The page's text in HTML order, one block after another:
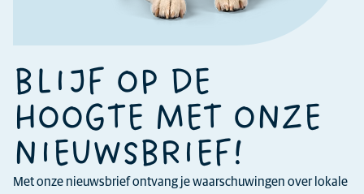
BLIJF OP DE
HOOGTE MET ONZE
NIEUWSBRIEF!
Met onze nieuwsbrief ontvang je waarschuwingen over lokale